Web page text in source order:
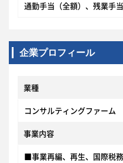
通勤手当（全額）、残業手
企業プロフィール
業種
コンサルティングファーム
事業内容
■事業再編、再生、国際税